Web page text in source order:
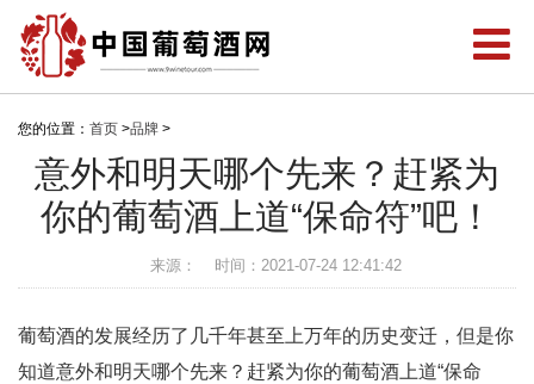
您的位置： 首页 >品牌 >
意外和明天哪个先来？赶紧为
你的葡萄酒上道“保命符”吧！
来源： 时间：2021-07-24 12:41:42
葡萄酒的发展经历了几千年甚至上万年的历史变迁，但是你
知道意外和明天哪个先来？赶紧为你的葡萄酒上道“保命